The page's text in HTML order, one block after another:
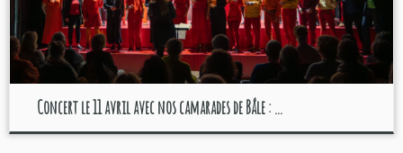
Concert le 11 avril avec nos camarades de Bâle : ...